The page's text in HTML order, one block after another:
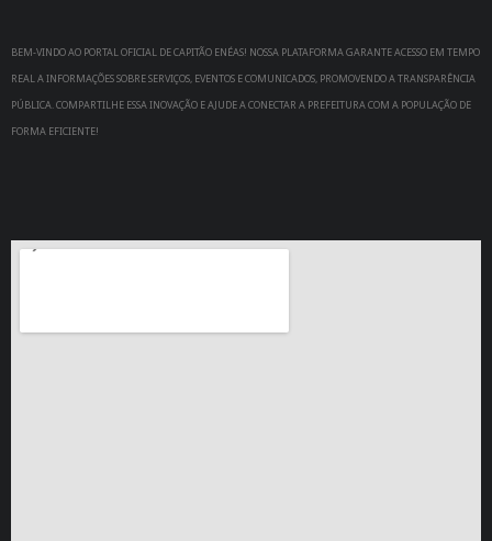
BEM-VINDO AO PORTAL OFICIAL DE CAPITÃO ENÉAS! NOSSA PLATAFORMA GARANTE ACESSO EM TEMPO
REAL A INFORMAÇÕES SOBRE SERVIÇOS, EVENTOS E COMUNICADOS, PROMOVENDO A TRANSPARÊNCIA
PÚBLICA. COMPARTILHE ESSA INOVAÇÃO E AJUDE A CONECTAR A PREFEITURA COM A POPULAÇÃO DE
FORMA EFICIENTE!